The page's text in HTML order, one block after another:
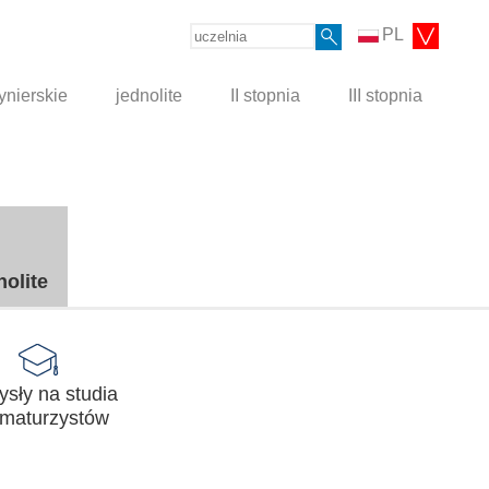
PL
jednolite II stopnia III stopnia
na studia